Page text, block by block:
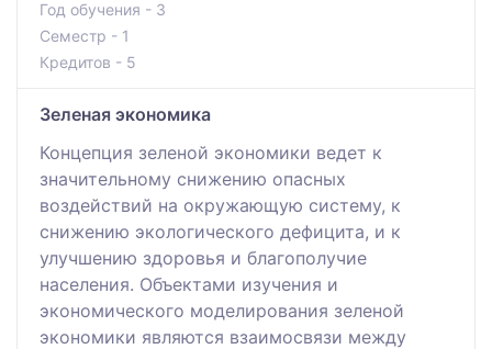
Год обучения - 3
Семестр - 1
Кредитов - 5
Зеленая экономика
Концепция зеленой экономики ведет к
значительному снижению опасных
воздействий на окружающую систему, к
снижению экологического дефицита, и к
улучшению здоровья и благополучие
населения. Объектами изучения и
экономического моделирования зеленой
экономики являются взаимосвязи между